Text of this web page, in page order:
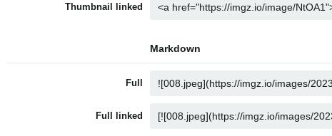
Thumbnail linked
Markdown
Full
Full linked